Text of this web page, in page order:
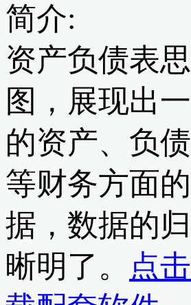
简介:
资产负债表
图，展现出
的资产、负
等财务方面
据，数据的
晰明了。
点